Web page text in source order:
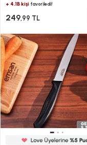
+ 4.1B kişi favoriledi!
249,99 TL